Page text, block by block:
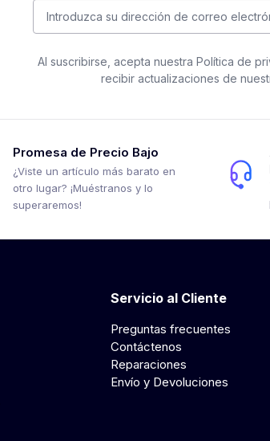
Al suscribirse, acepta nuestra Política de
recibir actualizaciones de
Promesa de Precio Bajo
¿Viste un artículo más barato en
otro lugar? ¡Muéstranos y lo
superaremos!
Servicio al Cliente
Preguntas frecuentes
Contáctenos
Reparaciones
Envío y Devoluciones